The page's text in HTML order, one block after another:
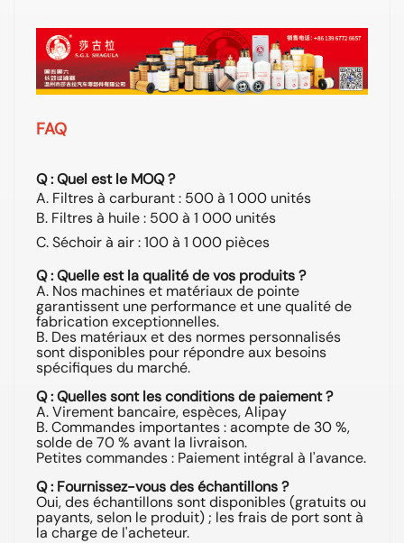
FAQ
Q : Quel est le MOQ ?
A. Filtres à carburant : 500 à 1 000 unités
B. Filtres à huile : 500 à 1 000 unités
C. Séchoir à air : 100 à 1 000 pièces
Q : Quelle est la qualité de vos produits ?
A. Nos machines et matériaux de pointe
garantissent une performance et une qualité de
fabrication exceptionnelles.
B. Des matériaux et des normes personnalisés
sont disponibles pour répondre aux besoins
spécifiques du marché.
Q : Quelles sont les conditions de paiement ?
A. Virement bancaire, espèces, Alipay
B. Commandes importantes : acompte de 30 %,
solde de 70 % avant la livraison.
Petites commandes : Paiement intégral à l'avance.
Q : Fournissez-vous des échantillons ?
Oui, des échantillons sont disponibles (gratuits ou
payants, selon le produit) ; les frais de port sont à
la charge de l'acheteur.